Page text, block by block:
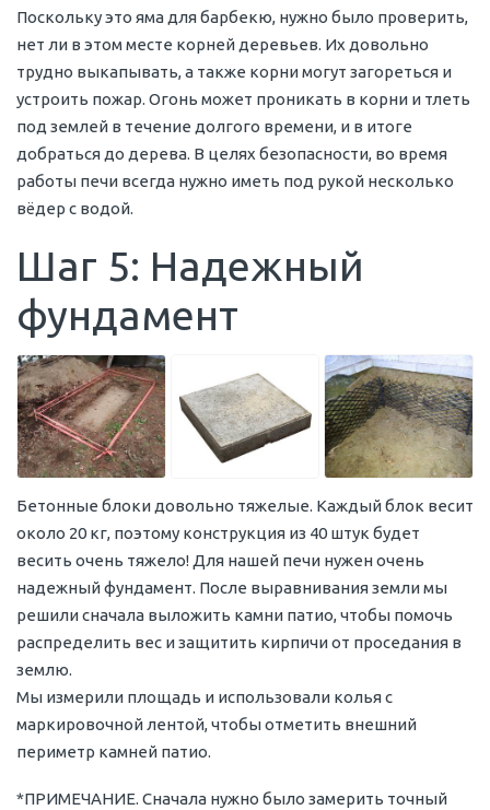
Поскольку это яма для барбекю, нужно было проверить,
нет ли в этом месте корней деревьев. Их довольно
трудно выкапывать, а также корни могут загореться и
устроить пожар. Огонь может проникать в корни и тлеть
под землей в течение долгого времени, и в итоге
добраться до дерева. В целях безопасности, во время
работы печи всегда нужно иметь под рукой несколько
вёдер с водой.
Шаг 5: Надежный
фундамент
Бетонные блоки довольно тяжелые. Каждый блок весит
около 20 кг, поэтому конструкция из 40 штук будет
весить очень тяжело! Для нашей печи нужен очень
надежный фундамент. После выравнивания земли мы
решили сначала выложить камни патио, чтобы помочь
распределить вес и защитить кирпичи от проседания в
землю.
Мы измерили площадь и использовали колья с
маркировочной лентой, чтобы отметить внешний
периметр камней патио.
*ПРИМЕЧАНИЕ. Сначала нужно было замерить точный